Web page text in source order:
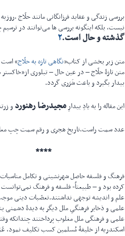
بررسی زندگی و عقاید فرزانگانی مانند حلّاج
نیست، بلکه اینگونه بررسی ها می‌توانند در
گذشته و حال است.۲
متن زیر بخشی از کتاب«نگاهی تازه به حلّاج
متن تازۀ حلّاج – در عین حال – تبلوری
بیدار بگیرد و باعث شَرَری گردد.
این مقاله را به یادِ بیدارِمجیدرضا رهنورد و
عدد سمت راست،تاریخ هجری و رقم سمت چپ
****
فرهنگ و فلسفه حاصل شهرنشینی و تکامل
کرده بود و – طبیعتاً- فلسفه و فرهنگ
علم و اندیشه توجهی نداشتند.تعصّبات دینی موجب
علمی و ذخایر فرهنگیِ ملل دیگر به دیدۀ دشمنی
علمی و فرهنگی ملل مغلوب پرداختند چندانکه
اسکندریه از خلیفۀ مُسلمین کسب تکلیف نمود،